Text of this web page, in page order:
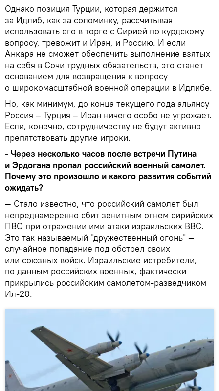
Однако позиция Турции, которая держится
за Идлиб, как за соломинку, рассчитывая
использовать его в торге с Сирией по курдскому
вопросу, тревожит и Иран, и Россию. И если
Анкара не сможет обеспечить выполнение взятых
на себя в Сочи трудных обязательств, это станет
основанием для возвращения к вопросу
о широкомасштабной военной операции в Идлибе.
Но, как минимум, до конца текущего года альянсу
Россия – Турция – Иран ничего особо не угрожает.
Если, конечно, сотрудничеству не будут активно
препятствовать другие игроки.
- Через несколько часов после встречи Путина
и Эрдогана пропал российский военный самолет.
Почему это произошло и какого развития событий
ожидать?
— Стало известно, что российский самолет был
непреднамеренно сбит зенитным огнем сирийских
ПВО при отражении ими атаки израильских ВВС.
Это так называемый "дружественный огонь" —
случайное попадание под обстрел своих
или союзных войск. Израильские истребители,
по данным российских военных, фактически
прикрылись российским самолетом-разведчиком
Ил-20.